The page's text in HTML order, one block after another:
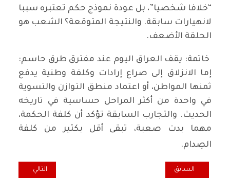
“خلافا شخصيا”، بل عودة نموذج حكم تعتبره سببا
لانهيارات سابقة. والنتيجة المتوقعة؟ الشعب هو
الحلقة الأضعف.
خاتمة: يقف العراق اليوم عند مفترق طرق حاسم:
إما الانزلاق إلى صراع إرادات وكلفة وطنية يدفع
ثمنها المواطن، أو اعتماد منطق التوازن والتسوية
في واحدة من أكثر المراحل حساسية في تاريخه
الحديث. والتجارب السابقة تؤكد أن كلفة الحكمة،
مهما بدت صعبة، تبقى أقل بكثير من كلفة
الصِدام.
المقال السابق: تغييب التراكم المؤسسي وتحويل التوأمة العلمية الى
السابق المقال التالي:
التالي